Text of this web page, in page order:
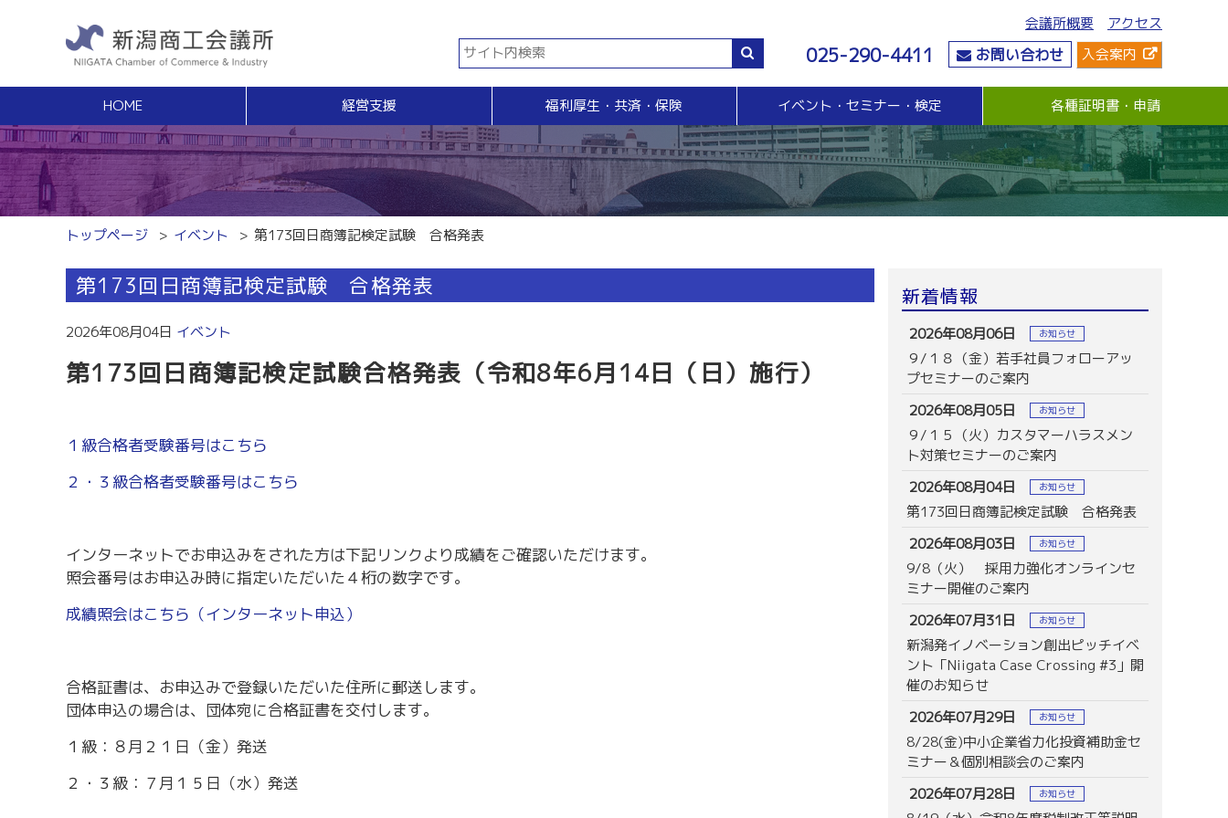
会議所概要 アクセス
025-290-4411 お問い合わせ 入会案内
HOME 経営支援
経営支援
経営相談
無料窓口相談
専門家ネットワーク
経営安定特別相談室
中小企業支援サイト「ミラサポ」
新潟県建設サポートセンター
税務相談（無料相談窓口）
労務・雇用関係
事業承継・Ｍ＆Ａ
事業承継支援（無料相談窓口）
事業承継簡易診断
M＆Aの相談・斡旋
創業塾
事業計画・創業融資相談（無料窓口相談）
商工会議所ライブラリー
販売拡大・人脈
販売拡大
商い情報便
電子商い情報便
商いつなぐサイト
交流会
ビジネス情報交換会
女性会
資金・融資
無担保・無保証人融資
各種融資制度紹介
社会情勢
要望・提言
地域活性化
福利厚生・共済・保険
福利
健康増進サポート
共済等
生命共済制度「チューリップ共済」
小規模企業共済制度
火災共済
自動車共済
国民年金基金
危機管理
危機管理支援（無料窓口相談）
与信管理支援(あんしん取引情報提供事業)
ビジネス総合保険制度
売上債権保全制度（グループ取引信用保険）
業務災害補償プラン
休業補償プラン
商工会議所会員向け保険制度
イベント・セミナー・検定
イベント・セミナー・検定
イベント・セミナー
検定
各種証明書・申請
各種証明書・申請
貿易関係証明
電子証明書発行
【受付終了】GS1事業者（JAN企業）コード
トップページ イベント 第173回日商簿記検定試験 合格発表
第173回日商簿記検定試験 合格発表
2026年08月04日 イベント
第173回日商簿記検定試験合格発表（令和8年6月14日（日）施行）
１級合格者受験番号はこちら
２・３級合格者受験番号はこちら
インターネットでお申込みをされた方は下記リンクより成績をご確認いただけます。
照会番号はお申込み時に指定いただいた４桁の数字です。
成績照会はこちら（インターネット申込）
合格証書は、お申込みで登録いただいた住所に郵送します。
団体申込の場合は、団体宛に合格証書を交付します。
１級：８月２１日（金）発送
２・３級：７月１５日（水）発送
新着情報
2026年08月06日 お知らせ
９/１８（金）若手社員フォローアッ
プセミナーのご案内
2026年08月05日
お知らせ
９/１５（火）カスタマーハラスメン
ト対策セミナーのご案内
2026年08月04日
お知らせ
第173回日商簿記検定試験 合格発表
2026年08月03日
お知らせ
9/8（火） 採用力強化オンラインセ
ミナー開催のご案内
2026年07月31日
お知らせ
新潟発イノベーション創出ピッチイベ
ント「Niigata Case Crossing #3」開
催のお知らせ
2026年07月29日
お知らせ
8/28(金)中小企業省力化投資補助金セ
ミナー＆個別相談会のご案内
2026年07月28日
お知らせ